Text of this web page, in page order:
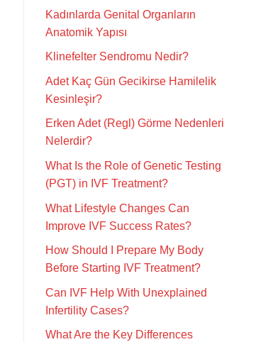
Kadınlarda Genital Organların
Anatomik Yapısı
Klinefelter Sendromu Nedir?
Adet Kaç Gün Gecikirse Hamilelik
Kesinleşir?
Erken Adet (Regl) Görme Nedenleri
Nelerdir?
What Is the Role of Genetic Testing
(PGT) in IVF Treatment?
What Lifestyle Changes Can
Improve IVF Success Rates?
How Should I Prepare My Body
Before Starting IVF Treatment?
Can IVF Help With Unexplained
Infertility Cases?
What Are the Key Differences